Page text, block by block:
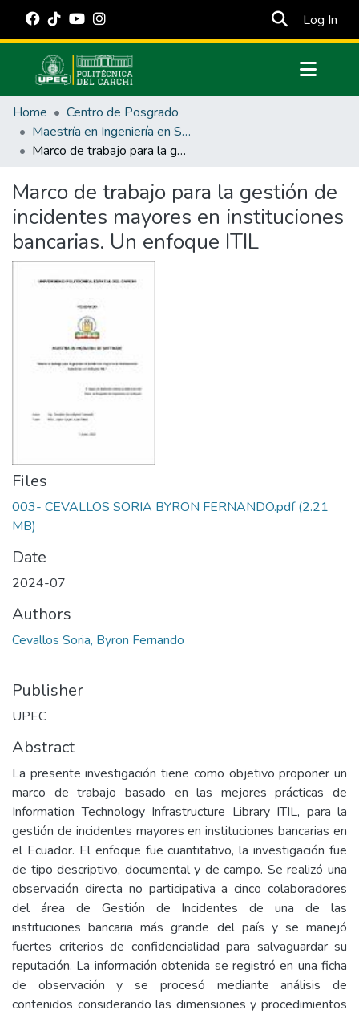
Log In
Communities & Collections
All of DSpace
Statistics
Estadísticas Externas
Manuales
Home
Centro de Posgrado
Maestría en Ingeniería en Software
Marco de trabajo para la gestión de incidentes mayores en instituciones bancarias. Un enfoque ITIL
Marco de trabajo para la gestión de
incidentes mayores en instituciones
bancarias. Un enfoque ITIL
Files
003- CEVALLOS SORIA BYRON FERNANDO.pdf(2.21
MB)
Date
2024-07
Authors
Cevallos Soria, Byron Fernando
Publisher
UPEC
Abstract
La presente investigación tiene como objetivo proponer un
marco de trabajo basado en las mejores prácticas de
Information Technology Infrastructure Library ITIL, para la
gestión de incidentes mayores en instituciones bancarias en
el Ecuador. El enfoque fue cuantitativo, la investigación fue
de tipo descriptivo, documental y de campo. Se realizó una
observación directa no participativa a cinco colaboradores
del área de Gestión de Incidentes de una de las
instituciones bancaria más grande del país y se manejó
fuertes criterios de confidencialidad para salvaguardar su
reputación. La información obtenida se registró en una ficha
de observación y se procesó mediante análisis de
contenidos considerando las dimensiones y procedimientos